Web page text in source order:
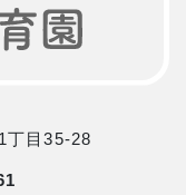
丁目35-28